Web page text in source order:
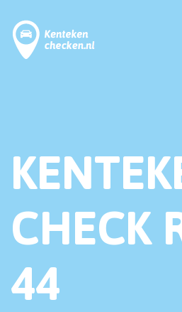
CHECK
44